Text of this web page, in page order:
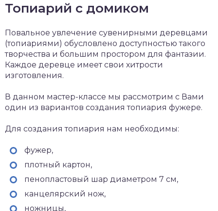
Топиарий с домиком
Повальное увлечение сувенирными деревцами
(топиариями) обусловлено доступностью такого
творчества и большим простором для фантазии.
Каждое деревце имеет свои хитрости
изготовления.
В данном мастер-классе мы рассмотрим с Вами
один из вариантов создания топиария фужере.
Для создания топиария нам необходимы:
фужер,
плотный картон,
пенопластовый шар диаметром 7 см,
канцелярский нож,
ножницы,